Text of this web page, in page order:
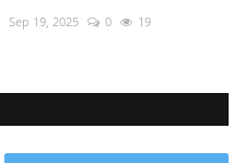
Sep 19, 2025 0 19